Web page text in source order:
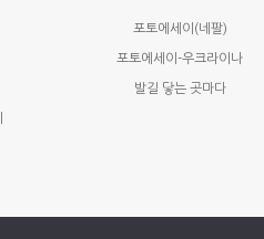
포토에세이(네팔)
포토에세이-우크라이나
발길 닿는 곳마다